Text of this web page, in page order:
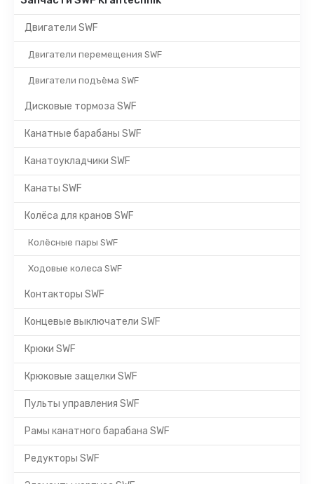
Двигатели SWF
Двигатели перемещения SWF
Двигатели подъёма SWF
Дисковые тормоза SWF
Канатные барабаны SWF
Канатоукладчики SWF
Канаты SWF
Колёса для кранов SWF
Колёсные пары SWF
Ходовые колеса SWF
Контакторы SWF
Концевые выключатели SWF
Крюки SWF
Крюковые защелки SWF
Пульты управления SWF
Рамы канатного барабана SWF
Редукторы SWF